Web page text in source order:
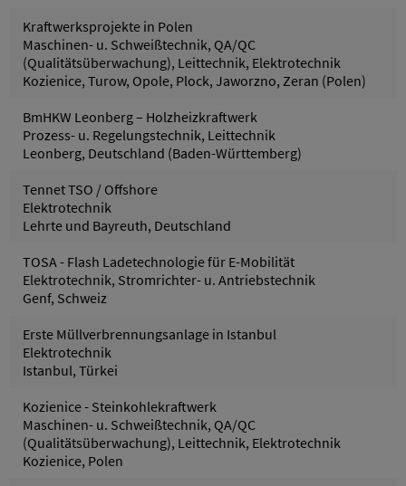
Kraftwerksprojekte in Polen
Maschinen- u. Schweißtechnik, QA/QC
(Qualitätsüberwachung), Leittechnik, Elektrotechnik
Kozienice, Turow, Opole, Plock, Jaworzno, Zeran (Polen)
BmHKW Leonberg – Holzheizkraftwerk
Prozess- u. Regelungstechnik, Leittechnik
Leonberg, Deutschland (Baden-Württemberg)
Tennet TSO / Offshore
Elektrotechnik
Lehrte und Bayreuth, Deutschland
TOSA - Flash Ladetechnologie für E-Mobilität
Elektrotechnik, Stromrichter- u. Antriebstechnik
Genf, Schweiz
Erste Müllverbrennungsanlage in Istanbul
Elektrotechnik
Istanbul, Türkei
Kozienice - Steinkohlekraftwerk
Maschinen- u. Schweißtechnik, QA/QC
(Qualitätsüberwachung), Leittechnik, Elektrotechnik
Kozienice, Polen